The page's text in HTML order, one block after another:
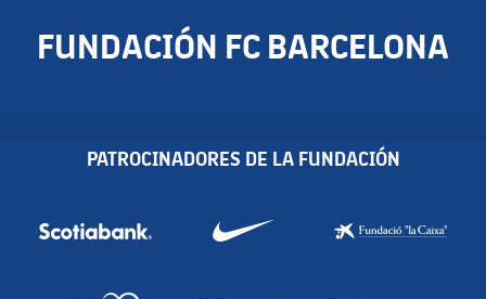
FUNDACIÓN FC BARCELONA
PATROCINADORES DE LA FUNDACIÓN